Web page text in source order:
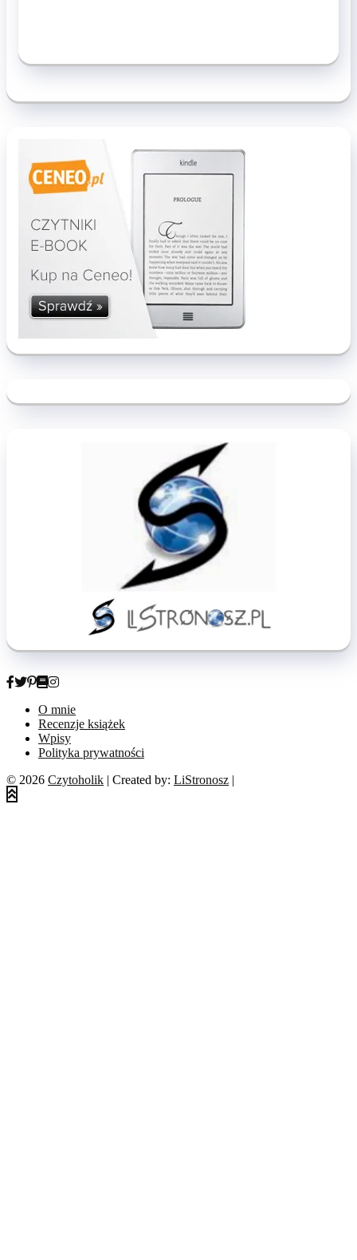
O mnie
Recenzje książek
Wpisy
Polityka prywatności
© 2026 Czytoholik | Created by: LiStronosz |